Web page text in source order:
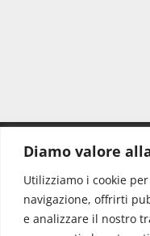
Diamo valore
Utilizziamo i cookie
navigazione, offrirti
e analizzare il nostro
Redazione:
Direttore: